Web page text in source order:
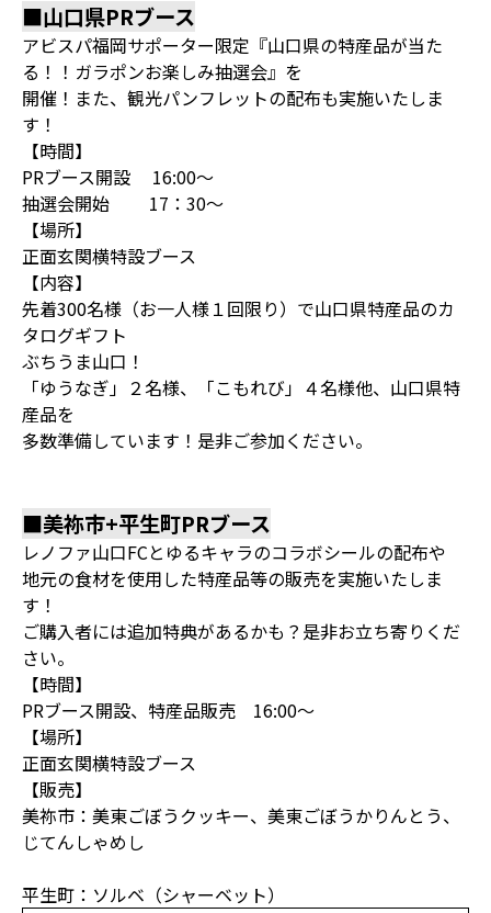
■山口県PRブース
アビスパ福岡サポーター限定『山口県の特産品が当た
る！！ガラポンお楽しみ抽選会』を
開催！また、観光パンフレットの配布も実施いたしま
す！
【時間】
PRブース開設 16:00～
抽選会開始 17：30～
【場所】
正面玄関横特設ブース
【内容】
先着300名様（お一人様１回限り）で山口県特産品のカ
タログギフト
ぶちうま山口！
「ゆうなぎ」２名様、「こもれび」４名様他、山口県特
産品を
多数準備しています！是非ご参加ください。
■美祢市+平生町PRブース
レノファ山口FCとゆるキャラのコラボシールの配布や
地元の食材を使用した特産品等の販売を実施いたしま
す！
ご購入者には追加特典があるかも？是非お立ち寄りくだ
さい。
【時間】
PRブース開設、特産品販売 16:00～
【場所】
正面玄関横特設ブース
【販売】
美祢市：美東ごぼうクッキー、美東ごぼうかりんとう、
じてんしゃめし
平生町：ソルベ（シャーベット）